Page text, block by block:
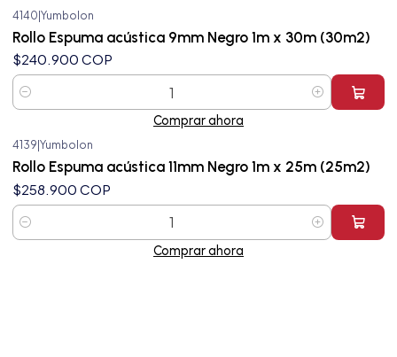
4140|Yumbolon
Rollo Espuma acústica 9mm Negro 1m x 30m (30m2)
$240.900 COP
Cantidad
Comprar ahora
4139 Yumbolon
Rollo Espuma acústica 11mm Negro 1m x 25m (25m2)
$258.900 COP
Cantidad
Comprar ahora